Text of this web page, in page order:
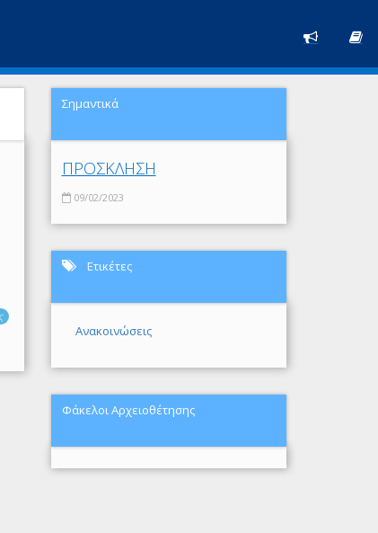
Σημαντικά
ΠΡΟΣΚΛΗΣΗ
09/02/2023
Ετικέτες
Ανακοινώσεις
Φάκελοι Αρχειοθέτησης